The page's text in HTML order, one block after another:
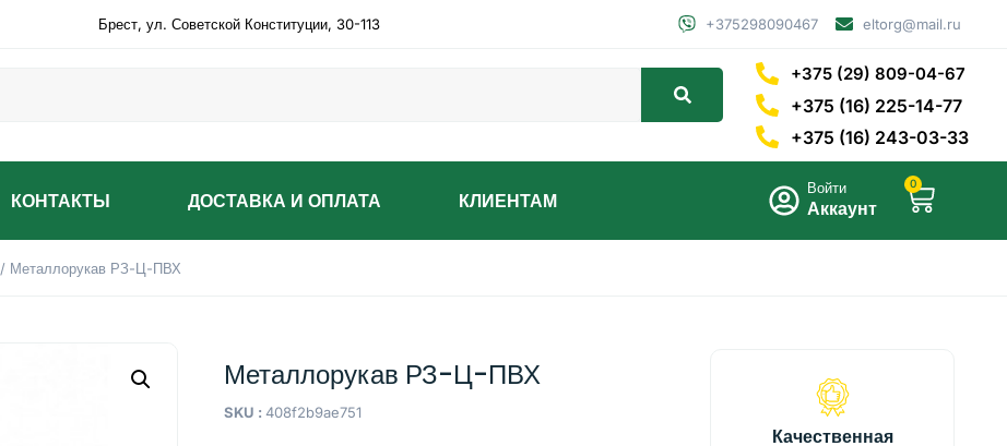
Брест, ул. Советской Конституции, 30-113 +375298090467 eltorg@mail.ru
+375 (29) 809-04-67
+375 (16) 225-14-77
+375 (16) 243-03-33
КОНТАКТЫ ДОСТАВКА И ОПЛАТА КЛИЕНТАМ
Войти
Аккаунт
0
/ Металлорукав РЗ-Ц-ПВХ
Металлорукав РЗ-Ц-ПВХ
SKU :408f2b9ae751
Качественная